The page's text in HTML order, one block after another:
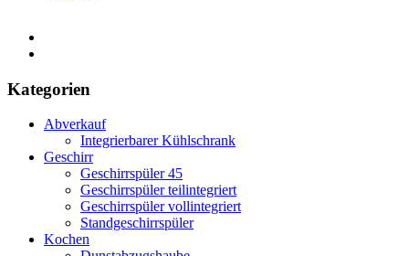
Kategorien
Abverkauf
Integrierbarer Kühlschrank
Geschirr
Geschirrspüler 45
Geschirrspüler teilintegriert
Geschirrspüler vollintegriert
Standgeschirrspüler
Kochen